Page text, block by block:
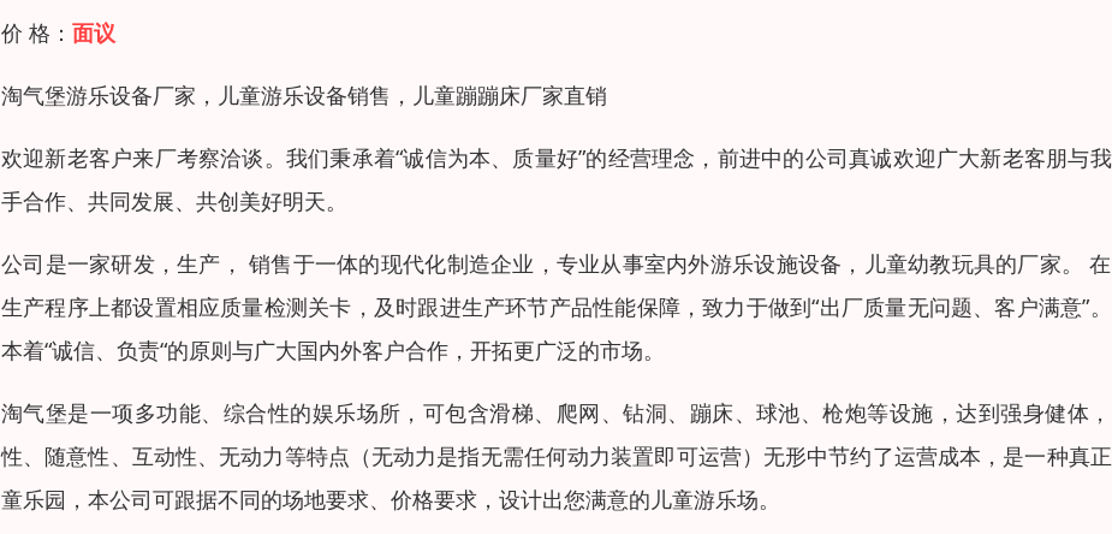
价 格： 面议
淘气堡游乐设备厂家，儿童游乐设备销售，儿童蹦蹦床厂家直销
欢迎新老客户来厂考察洽谈。我们秉承着“诚信为本、质量好”的经营理念，前进中的公司真诚欢迎广大新老客朋与
手合作、共同发展、共创美好明天。
公司是一家研发，生产， 销售于一体的现代化制造企业，专业从事室内外游乐设施设备，儿童幼教玩具的厂家。
生产程序上都设置相应质量检测关卡，及时跟进生产环节产品性能保障，致力于做到“出厂质量无问题、客户满意”
本着“诚信、负责“的原则与广大国内外客户合作，开拓更广泛的市场。
淘气堡是一项多功能、综合性的娱乐场所，可包含滑梯、爬网、钻洞、蹦床、球池、枪炮等设施，达到强身健体
性、随意性、互动性、无动力等特点（无动力是指无需任何动力装置即可运营）无形中节约了运营成本，是一种真
童乐园，本公司可跟据不同的场地要求、价格要求，设计出您满意的儿童游乐场。